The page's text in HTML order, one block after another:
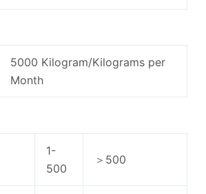
5000 Kilogram/Kilograms per
Month
1-
500
＞500